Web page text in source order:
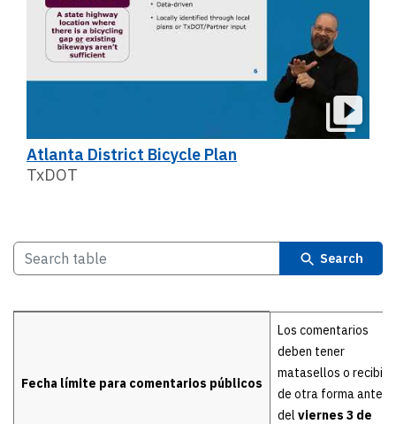
Atlanta District Bicycle Plan
TxDOT
Search
Fecha límite para comentarios públicos
Los comentarios
deben tener
matasellos o recibir
de otra forma antes
del viernes 3 de